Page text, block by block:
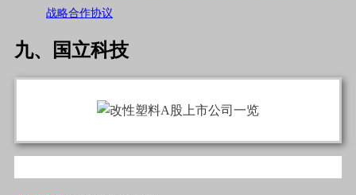
战略合作协议
九、国立科技